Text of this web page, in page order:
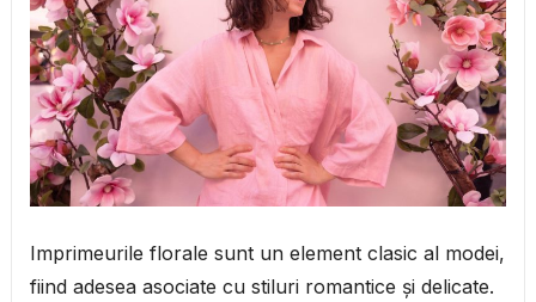
Imprimeurile florale sunt un element clasic al modei,
fiind adesea asociate cu stiluri romantice și delicate.